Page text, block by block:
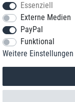
*Sie erreichen
©
Essenziell
Externe Medien
PayPal
Funktional
Weitere Einstellungen